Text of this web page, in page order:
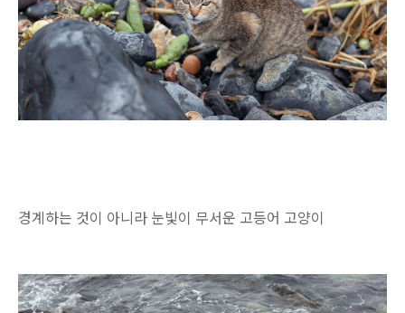
경계하는 것이 아니라 눈빛이 무서운 고등어 고양이